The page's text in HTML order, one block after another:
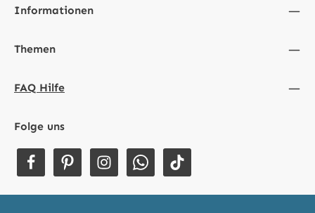
Informationen
Themen
FAQ Hilfe
Folge uns